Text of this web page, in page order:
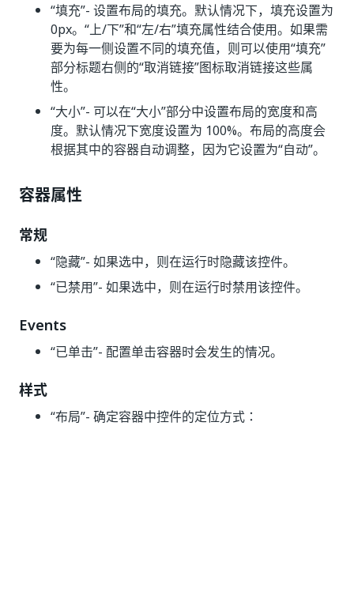
“填充”- 设置布局的填充。默认情况下，填充设置为
0px。“上/下”和“左/右”填充属性结合使用。如果需
要为每一侧设置不同的填充值，则可以使用“填充”
部分标题右侧的“取消链接”图标取消链接这些属
性。
“大小”- 可以在“大小”部分中设置布局的宽度和高
度。默认情况下宽度设置为 100%。布局的高度会
根据其中的容器自动调整，因为它设置为“自动”。
容器属性
常规
“隐藏”- 如果选中，则在运行时隐藏该控件。
“已禁用”- 如果选中，则在运行时禁用该控件。
Events
“已单击”- 配置单击容器时会发生的情况。
样式
“布局”- 确定容器中控件的定位方式：